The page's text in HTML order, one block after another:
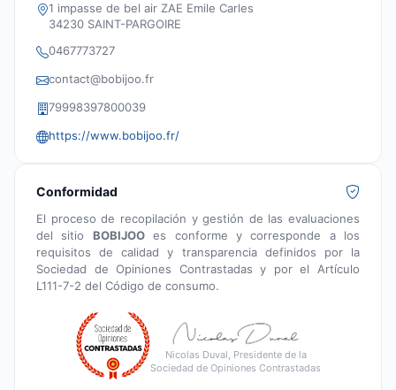
1 impasse de bel air ZAE Emile Carles
34230 SAINT-PARGOIRE
0467773727
contact@bobijoo.fr
79998397800039
https://www.bobijoo.fr/
Conformidad
El proceso de recopilación y gestión de las evaluaciones
del sitio BOBIJOOes conforme y corresponde a los
requisitos de calidad y transparencia definidos por la
Sociedad de Opiniones Contrastadas y por el Artículo
L111-7-2 del Código de consumo.
Nicolas Duval, Presidente de la
Sociedad de Opiniones Contrastadas